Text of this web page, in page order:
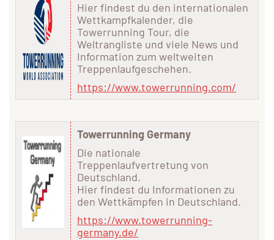
Hier findest du den internationalen
Wettkampfkalender, die
Towerrunning Tour, die
Weltrangliste und viele News und
Information zum weltweiten
Treppenlaufgeschehen.
https://www.towerrunning.com/
Towerrunning Germany
Die nationale
Treppenlaufvertretung von
Deutschland.
Hier findest du Informationen zu
den Wettkämpfen in Deutschland.
https://www.towerrunning-
germany.de/